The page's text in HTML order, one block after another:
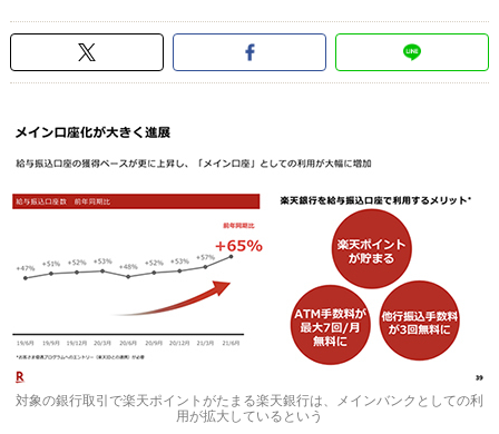
対象の銀行取引で楽天ポイントがたまる楽天銀行は、メインバンクとしての利
用が拡大しているという